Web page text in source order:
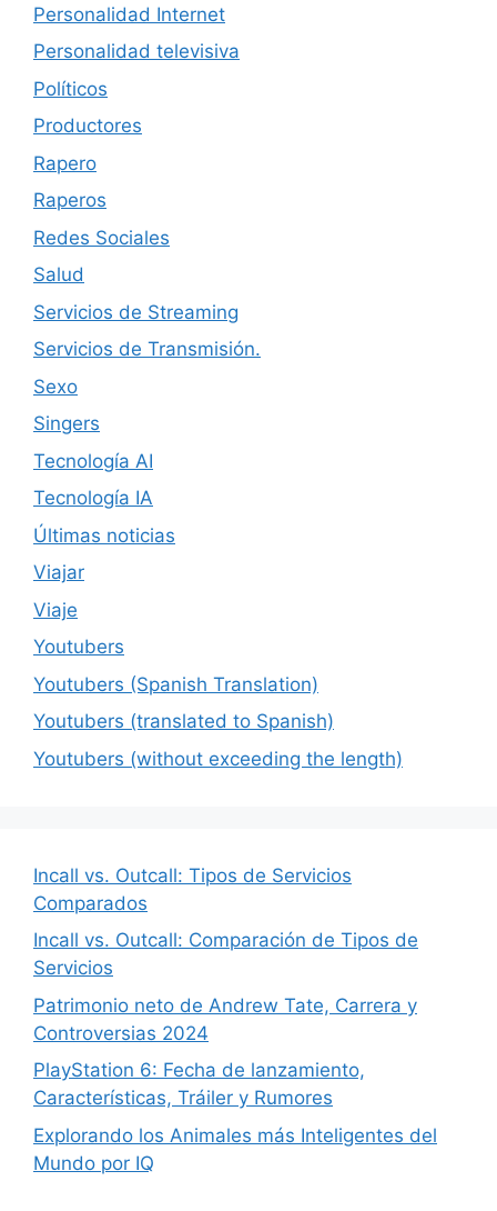
Personalidad Internet
Personalidad televisiva
Políticos
Productores
Rapero
Raperos
Redes Sociales
Salud
Servicios de Streaming
Servicios de Transmisión.
Sexo
Singers
Tecnología AI
Tecnología IA
Últimas noticias
Viajar
Viaje
Youtubers
Youtubers (Spanish Translation)
Youtubers (translated to Spanish)
Youtubers (without exceeding the length)
Incall vs. Outcall: Tipos de Servicios
Comparados
Incall vs. Outcall: Comparación de Tipos de
Servicios
Patrimonio neto de Andrew Tate, Carrera y
Controversias 2024
PlayStation 6: Fecha de lanzamiento,
Características, Tráiler y Rumores
Explorando los Animales más Inteligentes del
Mundo por IQ